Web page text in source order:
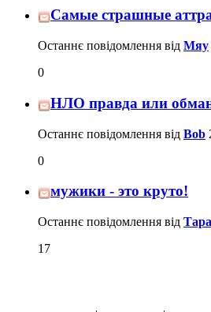
Самые страшные
Останнє повідомлення від Мяу
0
НЛО правда или
Останнє повідомлення від Bob
0
мужики - это круто!
Останнє повідомлення від
17